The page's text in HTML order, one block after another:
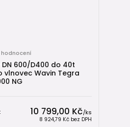
hodnocení
600/D400 do 40t
vlnovec Wavin Tegra
NG
10 799,00 Kč/ks
8 924,79 Kč bez DPH